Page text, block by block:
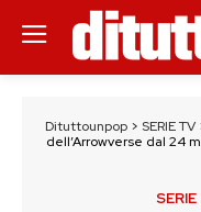
Dituttounpop> SERIE TV
dell’Arrowverse dal 24